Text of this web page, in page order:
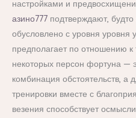
настройками и
азино777 подтверждают,
обусловлено с уровня уровня
предполагает по отношению
некоторых персон фортуна —
комбинация обстоятельств, а
тренировки вместе с
везения способствует